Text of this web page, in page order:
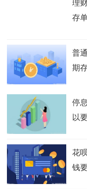
理
存
普
期
停
以
花
钱